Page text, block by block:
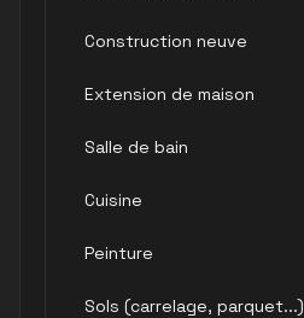
Construction neuve
Extension de maison
Salle de bain
Cuisine
Peinture
Sols (carrelage, parquet...)